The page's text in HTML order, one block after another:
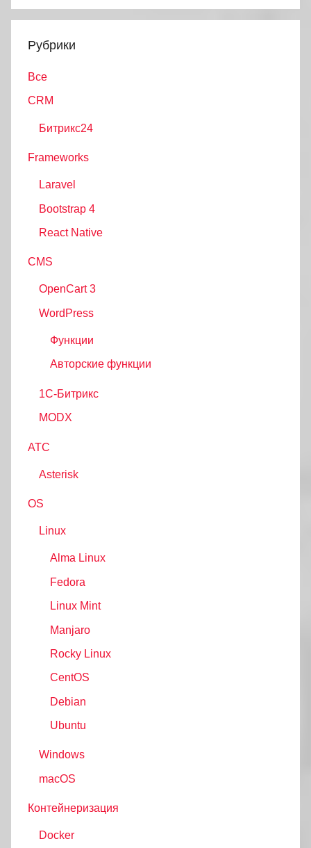
Рубрики
Все
CRM
Битрикс24
Frameworks
Laravel
Bootstrap 4
React Native
CMS
OpenCart 3
WordPress
Функции
Авторские функции
1С-Битрикс
MODX
АТС
Asterisk
OS
Linux
Alma Linux
Fedora
Linux Mint
Manjaro
Rocky Linux
CentOS
Debian
Ubuntu
Windows
macOS
Контейнеризация
Docker